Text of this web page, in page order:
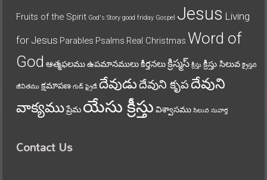
Fruits of the Spirit God's Story good friday Gospel Jesus Living
for Jesus Parables Psalms Real Christmas Word of
God ఆత్మఫలముఉపమానములుకీర్తనలుక్రిస్మస్ క్రీస్తు క్రీస్తు సిలువ క్రైస్తవ
జీవితము క్షమాపణ గుడ్ ఫ్రైడే దేవుడుదేవుని కృపదేవుని
వాక్యముప్రేమ యేసు క్రీస్తు విశ్వాసము సిలువ సువార్త
Contact Us